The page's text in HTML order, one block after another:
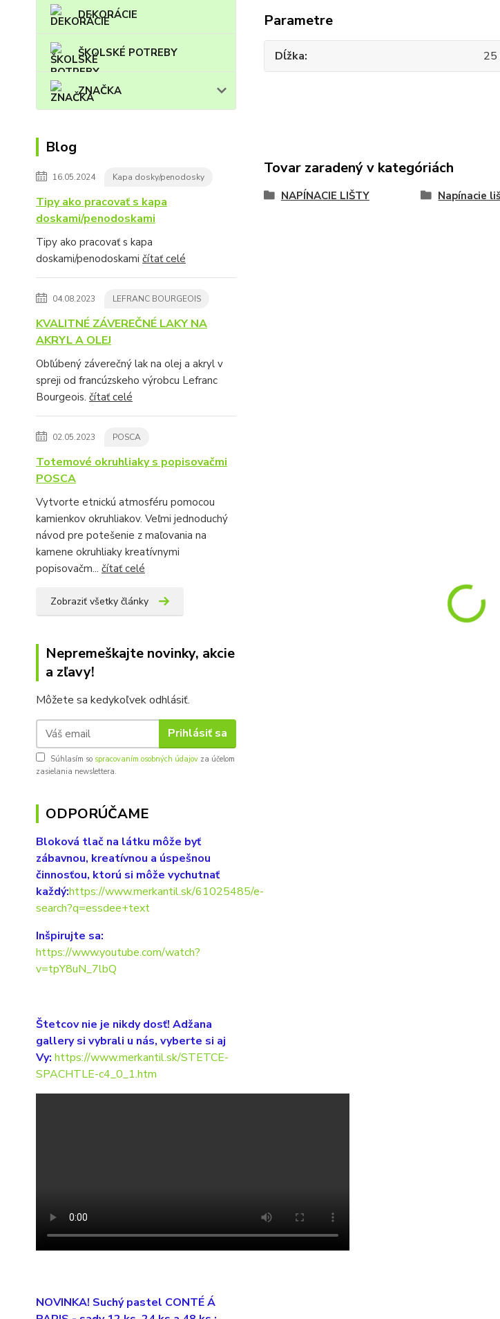
DEKORÁCIE
ŠKOLSKÉ POTREBY
ZNAČKA
Blog
16.05.2024 Kapa dosky/penodosky
Tipy ako pracovať s kapa
doskami/penodoskami
Tipy ako pracovať s kapa
doskami/penodoskami čítať celé
04.08.2023 LEFRANC BOURGEOIS
KVALITNÉ ZÁVEREČNÉ LAKY NA
AKRYL A OLEJ
Obľúbený záverečný lak na olej a akryl v
spreji od francúzskeho výrobcu Lefranc
Bourgeois. čítať celé
02.05.2023 POSCA
Totemové okruhliaky s popisovačmi
POSCA
Vytvorte etnickú atmosféru pomocou
kamienkov okruhliakov. Veľmi jednoduchý
návod pre potešenie z maľovania na
kamene okruhliaky kreatívnymi
popisovačm... čítať celé
Zobraziť všetky články
Nepremeškajte novinky, akcie
a zľavy!
Môžete sa kedykoľvek odhlásiť.
Prihlásiť sa
Súhlasím so spracovaním osobných údajov za účelom
zasielania newslettera.
ODPORÚČAME
Bloková tlač na látku môže byť
zábavnou, kreatívnou a úspešnou
činnosťou, ktorú si môže vychutnať
každý:https://www.merkantil.sk/61025485/e-
search?q=essdee+text
Inšpirujte sa:
https://www.youtube.com/watch?
v=tpY8uN_7lbQ
Štetcov nie je nikdy dosť! Adžana
gallery si vybrali u nás, vyberte si aj
Vy: https://www.merkantil.sk/STETCE-
SPACHTLE-c4_0_1.htm
NOVINKA! Suchý pastel CONTÉ Á
Parametre
Dĺžka 25
Tovar zaradený v kategóriách
NAPÍNACIE LIŠTY Napínacie